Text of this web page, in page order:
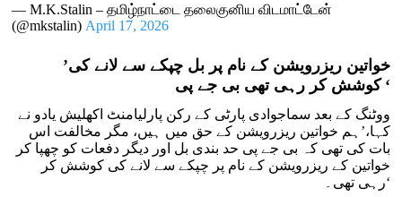
— M.K.Stalin – தமிழ்நாட்டை தலைகுனிய விடமாட்டேன்
(@mkstalin) April 17, 2026
’خواتین ریزرویشن کے نام پر بل چپکے سے لانے کی
کوشش کر رہی تھی بی جے پی ‘
ووٹنگ کے بعد سماجوادی پارٹی کے رکن پارلیامنٹ اکھلیش یادو نے
کہا،’ہم خواتین ریزرویشن کے حق میں ہیں، مگر مخالفت اس
بات کی تھی کہ بی جے پی حد بندی بل اور دیگر دفعات کو چھپا کر
خواتین کے ریزرویشن کے نام پر چپکے سے لانے کی کوشش کر
رہی تھی۔‘